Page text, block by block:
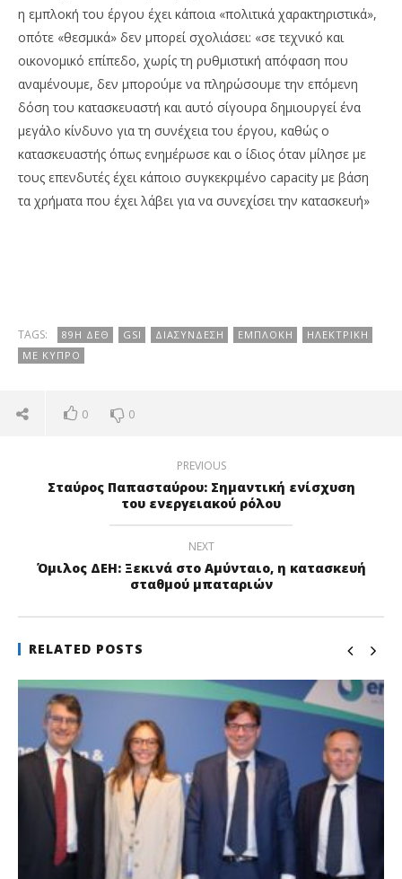
η εμπλοκή του έργου έχει κάποια «πολιτικά χαρακτηριστικά»,
οπότε «θεσμικά» δεν μπορεί σχολιάσει: «σε τεχνικό και
οικονομικό επίπεδο, χωρίς τη ρυθμιστική απόφαση που
αναμένουμε, δεν μπορούμε να πληρώσουμε την επόμενη
δόση του κατασκευαστή και αυτό σίγουρα δημιουργεί ένα
μεγάλο κίνδυνο για τη συνέχεια του έργου, καθώς ο
κατασκευαστής όπως ενημέρωσε και ο ίδιος όταν μίλησε με
τους επενδυτές έχει κάποιο συγκεκριμένο capacity με βάση
τα χρήματα που έχει λάβει για να συνεχίσει την κατασκευή»
TAGS: 89Η ΔΕΘ GSI ΔΙΑΣΎΝΔΕΣΗ ΕΜΠΛΟΚΉ
ΗΛΕΚΤΡΙΚΉ
ΜΕ ΚΎΠΡΟ
0 0
PREVIOUS
Σταύρος Παπασταύρου: Σημαντική ενίσχυση
του ενεργειακού ρόλου
NEXT
Όμιλος ΔΕΗ: Ξεκινά στο Αμύνταιο, η κατασκευή
σταθμού μπαταριών
RELATED POSTS